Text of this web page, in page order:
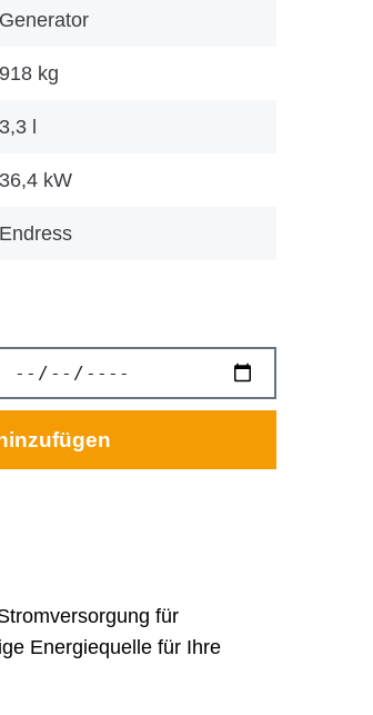
Generator
918 kg
3,3 l
36,4 kW
Endress
für
Energiequelle für Ihre